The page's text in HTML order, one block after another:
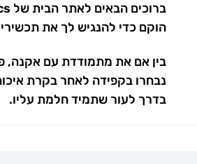
ברוכים הבאים לאתר הבית של
הוקם כדי להנגיש לך את
בין אם את מתמודדת עם אקנה,
נבחרו בקפידה לאחר בקרת
בדרך לעור שתמיד חלמת עליו.